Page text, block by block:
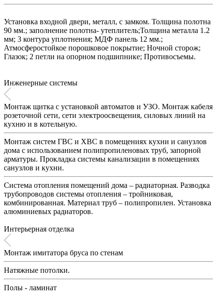
Установка входной двери, металл, с замком. Толщина полотна
90 мм.; заполнение полотна- утеплитель;Толщина металла 1.2
мм; 3 контура уплотнения; МДФ панель 12 мм.;
Атмосферостойкое порошковое покрытие; Ночной сторож;
Глазок; 2 петли на опорном подшипнике; Противосъемы.
Инженерные системы
Монтаж щитка с установкой автоматов и УЗО. Монтаж кабеля
розеточной сети, сети электроосвещения, силовых линий на
кухню и в котельную.
Монтаж систем ГВС и ХВС в помещениях кухни и санузлов
дома с использованием полипропиленовых труб, запорной
арматуры. Прокладка системы канализации в помещениях
санузлов и кухни.
Система отопления помещений дома – радиаторная. Разводка
трубопроводов системы отопления – тройниковая,
комбинированная. Материал труб – полипропилен. Установка
алюминиевых радиаторов.
Интерьерная отделка
Монтаж имитатора бруса по стенам
Натяжные потолки.
Полы - ламинат